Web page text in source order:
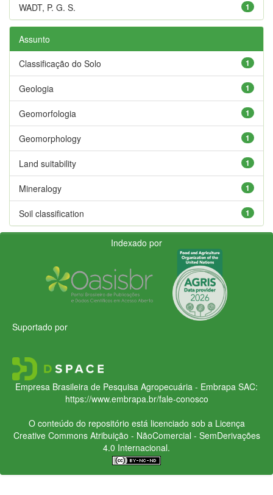
1
WADT, P. G. S.
Assunto
1
Classificação do Solo
1
Geologia
1
Geomorfologia
1
Geomorphology
1
Land suitability
1
Mineralogy
1
Soil classification
Indexado por
Suportado por
Empresa Brasileira de Pesquisa Agropecuária - Embrapa SAC:
https://www.embrapa.br/fale-conosco
O conteúdo do repositório está licenciado sob a Licença
Creative CommonsAtribuição - NãoComercial - SemDerivações
4.0 Internacional.